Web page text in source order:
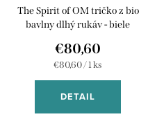
The Spirit of OM tričko z bio
bavlny dlhý rukáv - biele
€80,60
Jednotková
cena:
€80,60 / 1 ks
DETAIL